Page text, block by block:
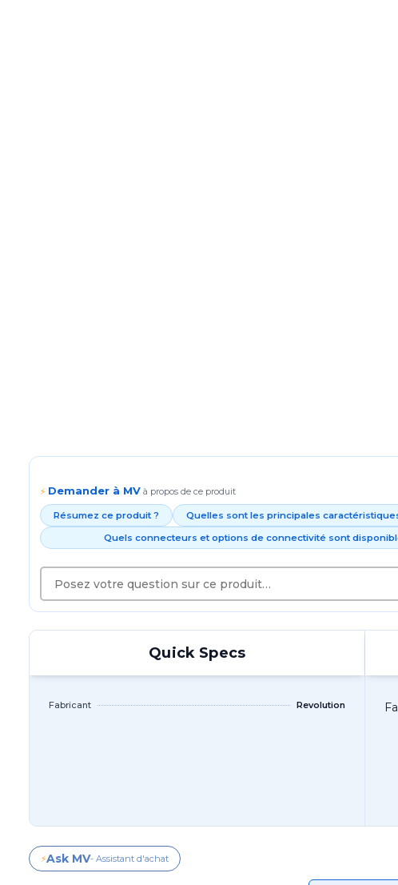
⚡ Demander à MV à propos de ce produit
Résumez ce produit ?
Quelles sont les principales
Quels connecteurs et options de connectivité sont
Quick Specs
Fabricant Revolution
⚡Ask MV- Assistant d'achat